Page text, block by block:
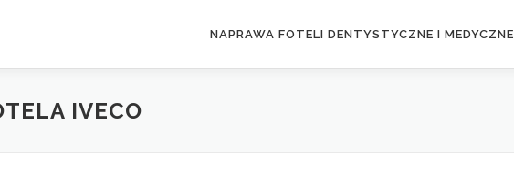
NAPRAWA FOTELI DENTYSTYCZNE I MEDYCZNE
IVECO